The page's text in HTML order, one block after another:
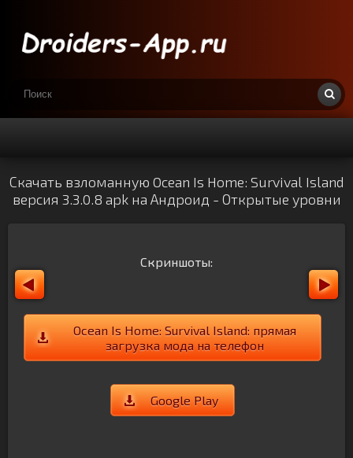
Скачать взломанную Ocean Is Home: Survival Island
версия 3.3.0.8 apk на Андроид - Открытые уровни
Скриншоты:
Ocean Is Home: Survival Island: прямая
загрузка мода на телефон
Google Play